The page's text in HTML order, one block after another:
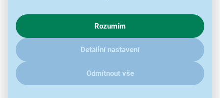
chování na webu pro zobrazení cílených reklam. Pokud vás
zajímají detaily, jak u nás s cookies a dalšími údaji pracujeme,
kliknětesem.
Rozumím
Detailní nastavení
Odmítnout vše
interiér i exteriér